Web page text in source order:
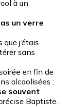
à un
un verre
j’étais
sans
en fin de
alcoolisées :
souvent
Baptiste.